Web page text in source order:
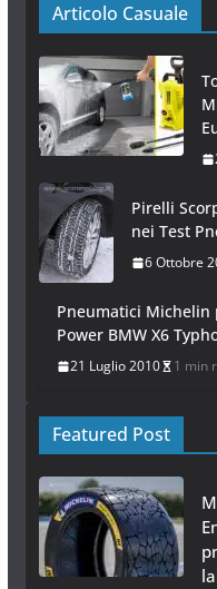
Articolo Casuale
Pirelli
nei Test
6 Ottobre
Pneumatici Michelin
Power BMW X6
21 Luglio 2010 1 min
Featured Post